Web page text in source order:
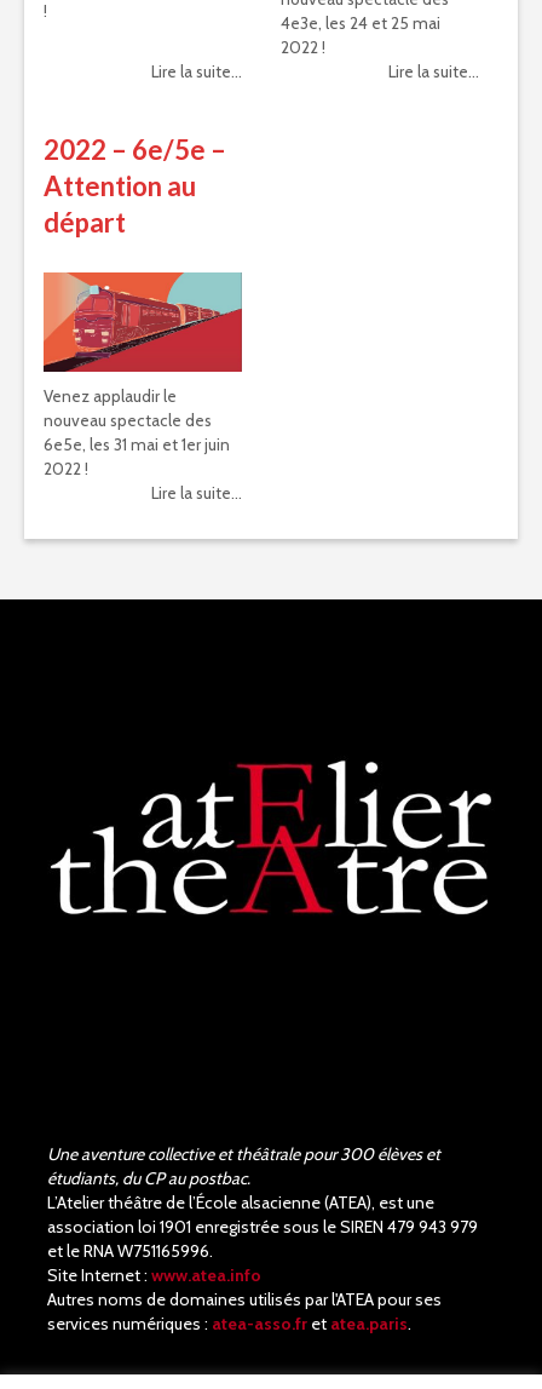
!
Lire la suite...
4e3e, les 24 et 25 mai
2022 !
Lire la suite...
2022 – 6e/5e –
Attention au
départ
Venez applaudir le
nouveau spectacle des
6e5e, les 31 mai et 1er juin
2022 !
Lire la suite...
Une aventure collective et théâtrale pour 300 élèves et
étudiants, du CP au postbac.
L’Atelier théâtre de l’École alsacienne (ATEA), est une
association loi 1901 enregistrée sous le SIREN 479 943 979
et le RNA W751165996.
Site Internet : www.atea.info
Autres noms de domaines utilisés par l'ATEA pour ses
services numériques : atea-asso.fr et atea.paris.